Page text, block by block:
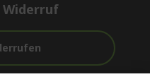
Widerruf